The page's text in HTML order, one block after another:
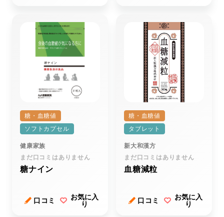
糖・血糖値
ソフトカプセル
健康家族
まだ口コミはありません
糖ナイン
口コミ
お気に入
り
糖・血糖値
タブレット
新大和漢方
まだ口コミはありません
血糖減粒
口コミ
お気に入
り